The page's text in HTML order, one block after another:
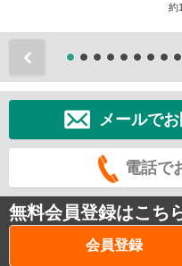
約
メールで
電話で
無料会員登録はこち
会員登録